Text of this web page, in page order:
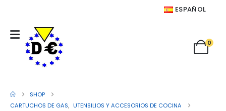
ESPAÑOL
0
SHOP
CARTUCHOS DE GAS, UTENSILIOS Y ACCESORIOS DE COCINA